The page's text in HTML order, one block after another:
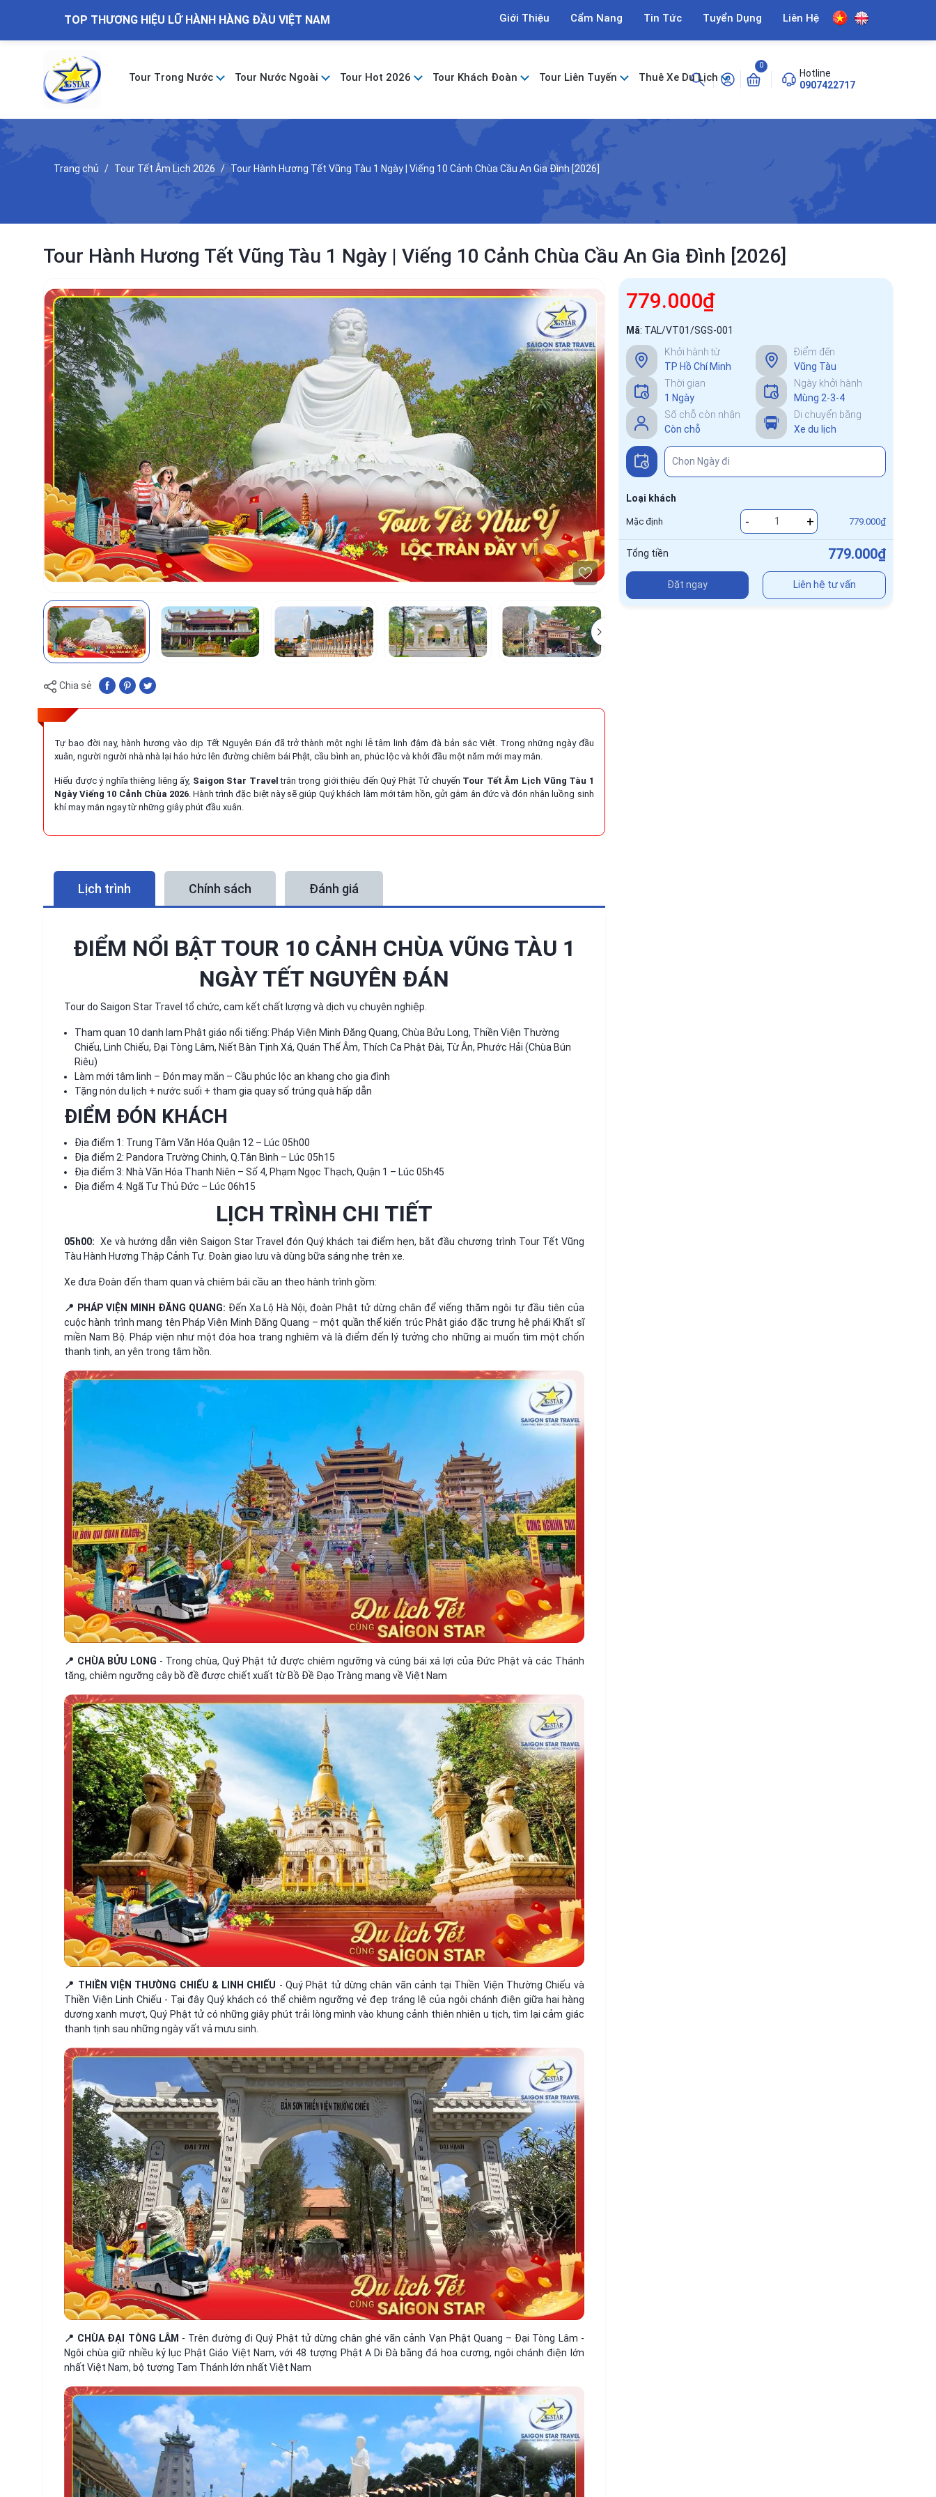
TOP THƯƠNG HIỆU LỮ HÀNH HÀNG ĐẦU VIỆT NAM Giới Thiệu Cẩm Nang Tin Tức Tuyển Dụng Liên Hệ
Tour Trong Nước Tour Nước Ngoài Tour Hot 2026 Tour Khách Đoàn Tour Liên Tuyến Thuê Xe Du Lịch
0
Hotline
0907422717
Trang chủ Tour Tết Âm Lịch 2026 Tour Hành Hương Tết Vũng Tàu 1 Ngày | Viếng 10 Cảnh Chùa Cầu An Gia Đình [2026]
Tour Hành Hương Tết Vũng Tàu 1 Ngày | Viếng 10 Cảnh Chùa Cầu An Gia Đình [2026]
Chia sẻ
Tự bao đời nay, hành hương vào dịp Tết Nguyên Đán đã trở thành một nghi lễ tâm linh đậm đà bản sắc Việt. Trong những ngày đầu
xuân, người người nhà nhà lại háo hức lên đường chiêm bái Phật, cầu bình an, phúc lộc và khởi đầu một năm mới may mắn.
Hiểu được ý nghĩa thiêng liêng ấy, Saigon Star Travel trân trọng giới thiệu đến Quý Phật Tử chuyến Tour Tết Âm Lịch Vũng Tàu 1
Ngày Viếng 10 Cảnh Chùa 2026. Hành trình đặc biệt này sẽ giúp Quý khách làm mới tâm hồn, gửi gắm ân đức và đón nhận luồng sinh
khí may mắn ngay từ những giây phút đầu xuân.
Lịch trình Chính sách Đánh giá
ĐIỂM NỔI BẬT TOUR 10 CẢNH CHÙA VŨNG TÀU 1
NGÀY TẾT NGUYÊN ĐÁN
Tour do Saigon Star Travel tổ chức, cam kết chất lượng và dịch vụ chuyên nghiệp.
Tham quan 10 danh lam Phật giáo nổi tiếng: Pháp Viện Minh Đăng Quang, Chùa Bửu Long, Thiền Viện Thường
Chiếu, Linh Chiếu, Đại Tòng Lâm, Niết Bàn Tịnh Xá, Quán Thế Âm, Thích Ca Phật Đài, Từ Ân, Phước Hải (Chùa Bún
Riêu)
Làm mới tâm linh – Đón may mắn – Cầu phúc lộc an khang cho gia đình
Tặng nón du lịch + nước suối + tham gia quay số trúng quà hấp dẫn
ĐIỂM ĐÓN KHÁCH
Địa điểm 1: Trung Tâm Văn Hóa Quận 12 – Lúc 05h00
Địa điểm 2: Pandora Trường Chinh, Q.Tân Bình – Lúc 05h15
Địa điểm 3: Nhà Văn Hóa Thanh Niên – Số 4, Phạm Ngọc Thạch, Quận 1 – Lúc 05h45
Địa điểm 4: Ngã Tư Thủ Đức – Lúc 06h15
LỊCH TRÌNH CHI TIẾT
05h00: Xe và hướng dẫn viên Saigon Star Travel đón Quý khách tại điểm hẹn, bắt đầu chương trình Tour Tết Vũng
Tàu Hành Hương Thập Cảnh Tự. Đoàn giao lưu và dùng bữa sáng nhẹ trên xe.
Xe đưa Đoàn đến tham quan và chiêm bái cầu an theo hành trình gồm:
📍 PHÁP VIỆN MINH ĐĂNG QUANG: Đến Xa Lộ Hà Nội, đoàn Phật tử dừng chân để viếng thăm ngôi tự đầu tiên của
cuộc hành trình mang tên Pháp Viện Minh Đăng Quang – một quần thể kiến trúc Phật giáo đặc trưng hệ phái Khất sĩ
miền Nam Bộ. Pháp viện như một đóa hoa trang nghiêm và là điểm đến lý tưởng cho những ai muốn tìm một chốn
thanh tịnh, an yên trong tâm hồn.
📍 CHÙA BỬU LONG - Trong chùa, Quý Phật tử được chiêm ngưỡng và cúng bái xá lợi của Đức Phật và các Thánh
tăng, chiêm ngưỡng cây bồ đề được chiết xuất từ Bồ Đề Đạo Tràng mang về Việt Nam
📍 THIỀN VIỆN THƯỜNG CHIẾU & LINH CHIẾU - Quý Phật tử dừng chân vãn cảnh tại Thiền Viện Thường Chiếu và
Thiền Viện Linh Chiếu - Tại đây Quý khách có thể chiêm ngưỡng vẻ đẹp tráng lệ của ngôi chánh điện giữa hai hàng
dương xanh mượt, Quý Phật tử có những giây phút trải lòng mình vào khung cảnh thiên nhiên u tịch, tìm lại cảm giác
thanh tịnh sau những ngày vất vả mưu sinh.
📍 CHÙA ĐẠI TÒNG LÂM - Trên đường đi Quý Phật tử dừng chân ghé vãn cảnh Vạn Phật Quang – Đại Tòng Lâm -
Ngôi chùa giữ nhiều kỷ lục Phật Giáo Việt Nam, với 48 tượng Phật A Di Đà bằng đá hoa cương, ngôi chánh điện lớn
nhất Việt Nam, bộ tượng Tam Thánh lớn nhất Việt Nam
779.000₫
Mã: TAL/VT01/SGS-001
Khởi hành từ
TP Hồ Chí Minh
Điểm đến
Vũng Tàu
Thời gian
1 Ngày
Ngày khởi hành
Mùng 2-3-4
Số chỗ còn nhận
Còn chỗ
Di chuyển bằng
Xe du lịch
Loại khách
Mặc định - + 779.000₫
Tổng tiền 779.000₫
Đặt ngay Liên hệ tư vấn